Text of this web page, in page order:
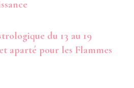
du 13 au 19
aparté pour les Flammes